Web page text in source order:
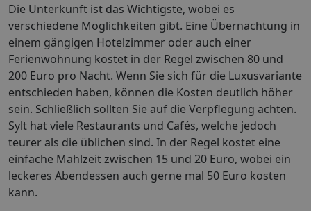
Die Unterkunft ist das Wichtigste, wobei es
verschiedene Möglichkeiten gibt. Eine Übernachtung in
einem gängigen Hotelzimmer oder auch einer
Ferienwohnung kostet in der Regel zwischen 80 und
200 Euro pro Nacht. Wenn Sie sich für die Luxusvariante
entschieden haben, können die Kosten deutlich höher
sein. Schließlich sollten Sie auf die Verpflegung achten.
Sylt hat viele Restaurants und Cafés, welche jedoch
teurer als die üblichen sind. In der Regel kostet eine
einfache Mahlzeit zwischen 15 und 20 Euro, wobei ein
leckeres Abendessen auch gerne mal 50 Euro kosten
kann.